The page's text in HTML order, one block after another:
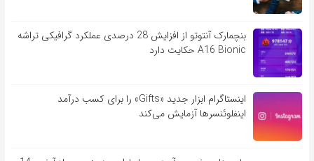
بنچمارک آنتوتو از افزایش 28 درصدی عملکرد گرافیکی تراشه
A16 Bionic حکایت دارد
اینستاگرام ابزار جدید «Gifts» را برای کسب درآمد
اینفلوئنسرها آزمایش می‌کند